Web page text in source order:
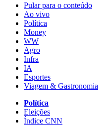
Pular para o conteúdo
Ao vivo
Política
Money
WW
Agro
Infra
IA
Esportes
Viagem & Gastronomia
Política
Eleições
Índice CNN